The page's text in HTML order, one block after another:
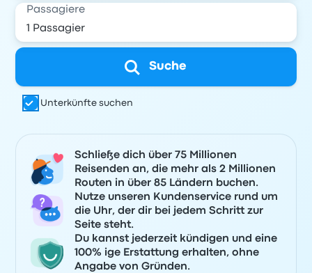
Passagiere
Suche
Unterkünfte suchen
Schließe dich über 75 Millionen
Reisenden an, die mehr als 2 Millionen
Routen in über 85 Ländern buchen.
Nutze unseren Kundenservice rund um
die Uhr, der dir bei jedem Schritt zur
Seite steht.
Du kannst jederzeit kündigen und eine
100% ige Erstattung erhalten, ohne
Angabe von Gründen.